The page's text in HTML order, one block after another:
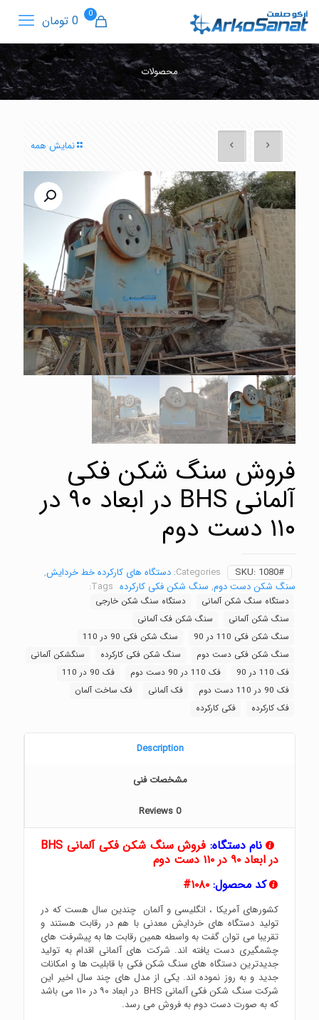
0 0 تومان
محصولات
نمایش همه
فروش سنگ شکن فکی
آلمانی BHS در ابعاد ۹۰ در
۱۱۰ دست دوم
SKU: 1080#
Categories: دستگاه های کارکرده خط خردایش,
سنگ شکن دست دوم, سنگ شکن فکی کارکرده Tags:
دستگاه سنگ شکن آلمانی
دستگاه سنگ شکن خارجی
سنگ شکن آلمانی
سنگ شکن فک آلمانی
سنگ شکن فکی 110 در 90
سنگ شکن فکی 90 در 110
سنگ شکن فکی دست دوم
سنگ شکن فکی کارکرده
سنگشکن آلمانی
فک 110 در 90
فک 110 در 90 دست دوم
فک 90 در 110
فک 90 در 110 دست دوم
فک آلمانی
فک ساخت آلمان
فک کارکرده
فکی کارکرده
Description
مشخصات فنی
Reviews0
نام دستگاه:
فروش سنگ شکن فکی آلمانی BHS
در ابعاد ۹۰ در ۱۱۰ دست دوم
کد محصول: ۱۰۸۰#
کشورهای آمریکا ، انگلیسی و آلمان چندین سال هست که در
تولید دستگاه های خردایش معدنی با هم در رقابت هستند و
تقریبا می توان گفت به واسطه همین رقابت ها به پیشرفت های
چشمگیری دست یافته اند. شرکت های آلمانی اقدام به تولید
جدیدترین دستگاه های سنگ شکن فکی با قابلیت ها و امکانات
جدید و به روز نموده اند. یکی از مدل های چند سال اخیر این
شرکت سنگ شکن فکی آلمانی BHS در ابعاد ۹۰ در ۱۱۰ می باشد
که به صورت دست دوم به فروش می رسد.